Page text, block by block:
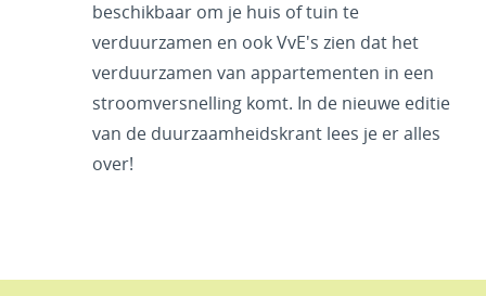
beschikbaar om je huis of tuin te
verduurzamen en ook VvE's zien dat het
verduurzamen van appartementen in een
stroomversnelling komt. In de nieuwe editie
van de duurzaamheidskrant lees je er alles
over!